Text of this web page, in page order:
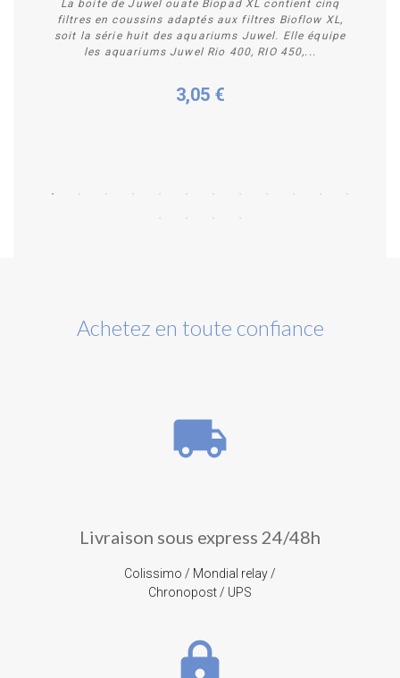
La boite de Juwel ouate Biopad XL contient cinq
filtres en coussins adaptés aux filtres Bioflow XL,
soit la série huit des aquariums Juwel. Elle équipe
les aquariums Juwel Rio 400, RIO 450,...
3,05 €
Achetez en toute confiance
local_shipping
Livraison sous express 24/48h
Colissimo / Mondial relay /
Chronopost / UPS
lock